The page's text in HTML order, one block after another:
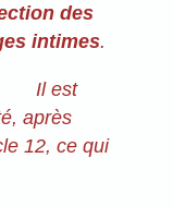
des
intimes.
Il est
après
12, ce qui